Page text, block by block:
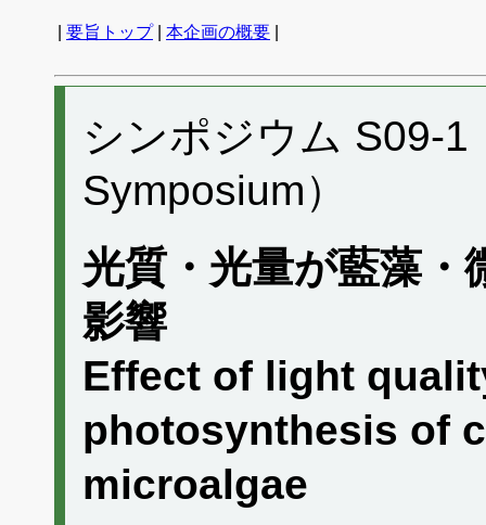
要旨トップ| 本企画の概要
シンポジウム S09-
Symposium）
光質・光量が藍藻・
影響
Effect of light
photosynthesis of
microalgae